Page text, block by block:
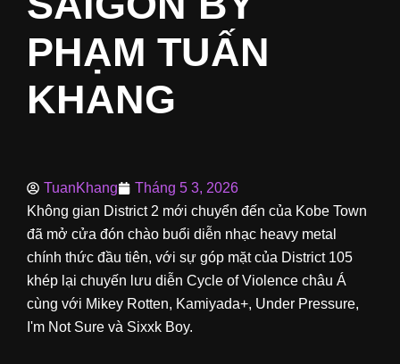
PHẠM TUẤN
KHANG
TuanKhang
Tháng 5 3, 2026
Không gian District 2 mới chuyển đến của Kobe Town
đã mở cửa đón chào buổi diễn nhạc heavy metal
chính thức đầu tiên, với sự góp mặt của District 105
khép lại chuyến lưu diễn Cycle of Violence châu Á
cùng với Mikey Rotten, Kamiyada+, Under Pressure,
I'm Not Sure và Sixxk Boy.